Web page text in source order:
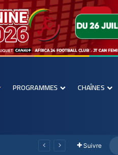
PROGRAMMES CHAÎNES
Suivre